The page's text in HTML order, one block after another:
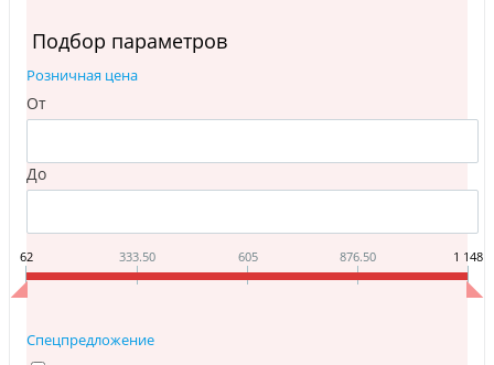
Подбор параметров
Розничная цена
От
До
62 333.50 605 876.50 1 148
Спецпредложение